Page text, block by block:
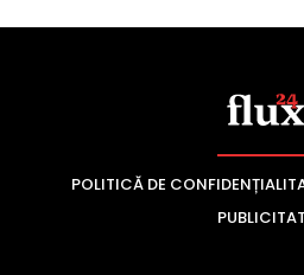
POLITICĂ DE